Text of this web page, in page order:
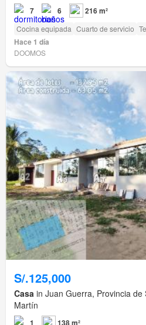
7 6 216 m²
Cocina equipada Cuarto de servicio
Hace 1 día
DOOMOS
S/.125,000
Casa in Juan Guerra, Provincia
Martín
1 138 m²